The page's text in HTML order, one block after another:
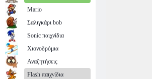
Mario
Σαλιγκάρι bob
Sonic παιχνίδια
Χιονοδρόμια
Αναζητήσεις
Flash παιχνίδια